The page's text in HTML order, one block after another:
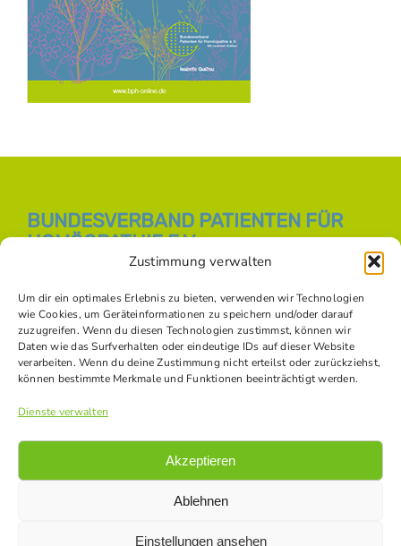
Zustimmung verwalten
Um dir ein optimales Erlebnis zu bieten, verwenden wir Technologien
wie Cookies, um Geräteinformationen zu speichern und/oder darauf
zuzugreifen. Wenn du diesen Technologien zustimmst, können wir
Daten wie das Surfverhalten oder eindeutige IDs auf dieser Website
verarbeiten. Wenn du deine Zustimmung nicht erteilst oder zurückziehst,
können bestimmte Merkmale und Funktionen beeinträchtigt werden.
Dienste verwalten
Akzeptieren
Ablehnen
Einstellungen ansehen
BUNDESVERBAND PATIENTEN FÜR
HOMÖOPATHIE E.V.
E-Mail:
info [at] bph-online.de
Webseite:Homöopathie Online
SOZIALE NETZWERKE